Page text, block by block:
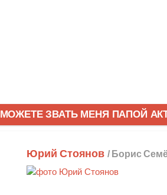
МОЖЕТЕ ЗВАТЬ МЕНЯ ПАПОЙ
Юрий Стоянов / Борис